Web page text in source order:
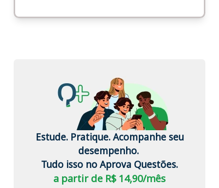
Estude. Pratique. Acompanhe seu
desempenho.
Tudo isso no Aprova Questões.
a partir de R$ 14,90/mês